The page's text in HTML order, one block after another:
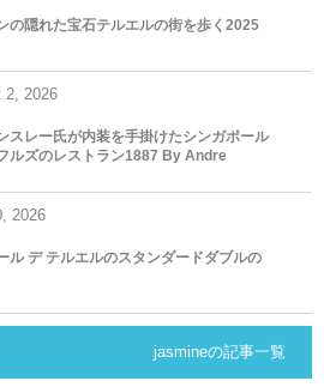
の隠れた宝石テルエルの街を歩く2025
2, 2026
スレー氏が内装を手掛けたシンガポール
ルズのレストラン1887 By Andre
, 2026
ル デ テルエルのスタンダードダブルの
jasmineの記事一覧